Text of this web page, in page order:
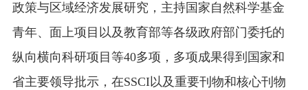
政策与区域经济发展研究，主持国家自然科学基金
青年、面上项目以及教育部等各级政府部门委托的
纵向横向科研项目等40多项，多项成果得到国家和
省主要领导批示，在SSCI以及重要刊物和核心刊物